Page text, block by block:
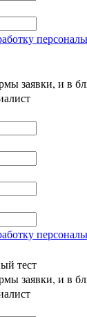
заявки, и в
тест
заявки, и в